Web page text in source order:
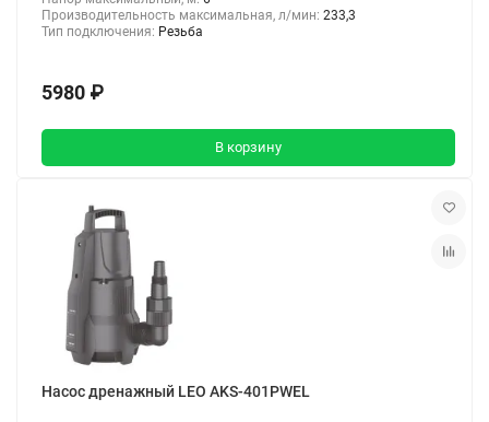
Производительность максимальная, л/мин: 233,3
Тип подключения: Резьба
5980 ₽
В корзину
Насос дренажный LEO AKS-401PWEL